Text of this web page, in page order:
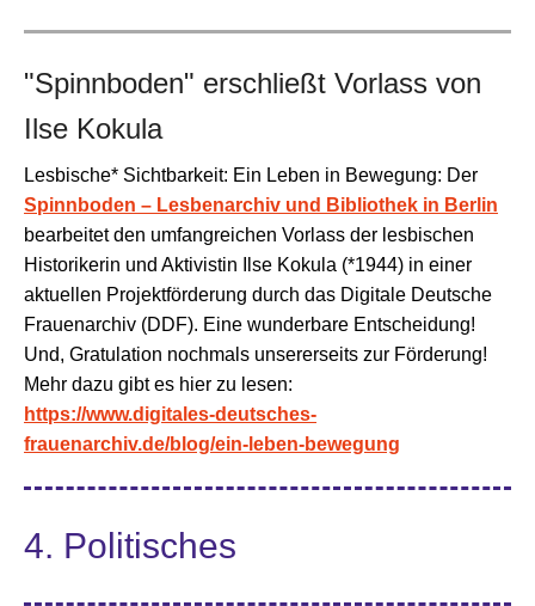
"Spinnboden" erschließt Vorlass von
Ilse Kokula
Lesbische* Sichtbarkeit: Ein Leben in Bewegung: Der
Spinnboden – Lesbenarchiv und Bibliothek in Berlin
bearbeitet den umfangreichen Vorlass der lesbischen
Historikerin und Aktivistin Ilse Kokula (*1944) in einer
aktuellen Projektförderung durch das Digitale Deutsche
Frauenarchiv (DDF). Eine wunderbare Entscheidung!
Und, Gratulation nochmals unsererseits zur Förderung!
Mehr dazu gibt es hier zu lesen:
https://www.digitales-deutsches-
frauenarchiv.de/blog/ein-leben-bewegung
4. Politisches